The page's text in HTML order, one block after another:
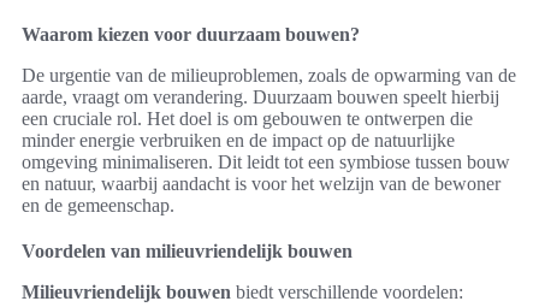
Waarom kiezen voor duurzaam bouwen?
De urgentie van de milieuproblemen, zoals de opwarming van de
aarde, vraagt om verandering. Duurzaam bouwen speelt hierbij
een cruciale rol. Het doel is om gebouwen te ontwerpen die
minder energie verbruiken en de impact op de natuurlijke
omgeving minimaliseren. Dit leidt tot een symbiose tussen bouw
en natuur, waarbij aandacht is voor het welzijn van de bewoner
en de gemeenschap.
Voordelen van milieuvriendelijk bouwen
Milieuvriendelijk bouwen biedt verschillende voordelen: